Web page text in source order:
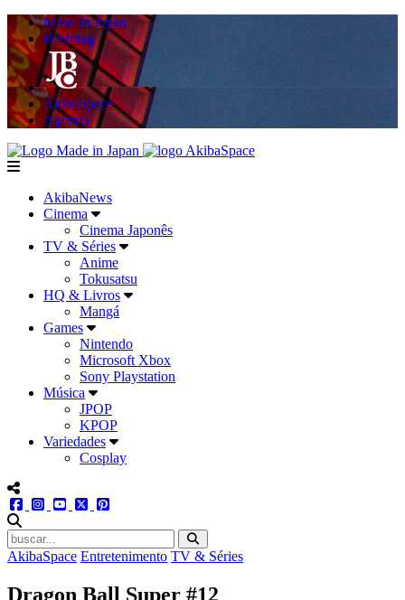
Made in Japan
Hashitag
AkibaSpace
Agenda
Powered By Made in Japan
AkibaSpace
menu
AkibaNews
Cinema
Cinema Japonês
TV & Séries
Anime
Tokusatsu
HQ & Livros
Mangá
Games
Nintendo
Microsoft Xbox
Sony Playstation
Música
JPOP
KPOP
Variedades
Cosplay
menu redes social
facebookinstagram
youtube
twitter
AkibaSpace Entretenimento TV & Séries
Dragon Ball Super #12